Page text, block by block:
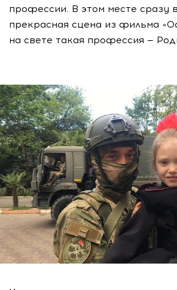
профессии. В этом месте сразу
прекрасная сцена из фильма
на свете такая профессия —